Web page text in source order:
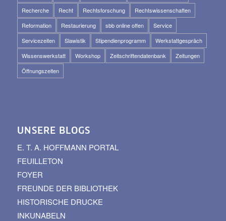
Recherche
Recht Rechtsforschung
Rechtswissenschaften
Reformation
Restaurierung sbb online offen
Service
Servicezeiten
Slawistik Stipendienprogramm
Werkstattgespräch
Wissenswerkstatt
Workshop Zeitschriftendatenbank
Zeitungen
Öffnungszeiten
UNSERE BLOGS
E. T. A. HOFFMANN PORTAL
FEUILLETON
FOYER
FREUNDE DER BIBLIOTHEK
HISTORISCHE DRUCKE
INKUNABELN